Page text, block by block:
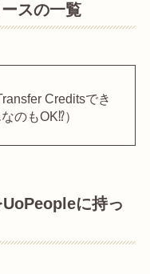
スの一覧
Creditsでき
のもOK⁉︎）
に持っ